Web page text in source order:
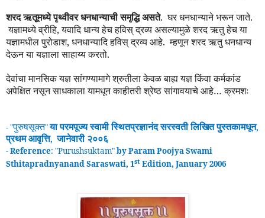
शरद ऋतूमध्ये पृथ्वीवर धनधान्याची समृद्धि असते. घर धनधान्याने भरून जाते.
यज्ञामध्ये व्रीहि, यवादि धान्य हेच हविस्द्रव्य असल्यामुळे शरद ऋतु हेच या
यज्ञामधील पुरोडाश, धनधान्यादि हविस्द्रव्य आहे. म्हणून शरद ऋतु धनधान्य
देऊन या यज्ञाला साहाय्य करतो.
देवांचा मानसिक यज्ञ सांगण्यामागे श्रुतीला केवळ बाह्य यज्ञ किंवा कर्मकांड
अपेक्षित नसून साधकाला यामधून काहीतरी श्रेष्ठ सांगावयाचे आहे… क्रमशः
- "पुरुषसूक्त"या परमपूज्य स्वामीस्थितप्रज्ञानंदसरस्वती लिखित पुस्तकामधून,
प्रथमआवृत्ति, जानेवारी २००६
-Reference: "Purushsuktam"by Param Poojya Swami
Sthitapradnyanand Saraswati, 1st Edition, January 2006